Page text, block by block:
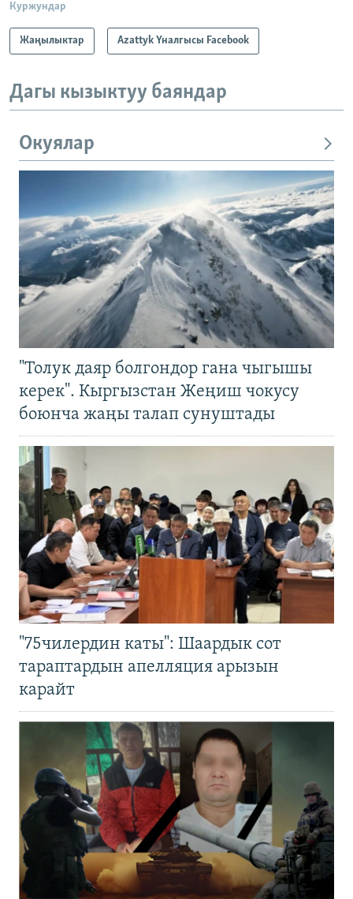
Куржундар
Жаңылыктар Azattyk Үналгысы Facebook
Дагы кызыктуу баяндар
Окуялар
"Толук даяр болгондор гана чыгышы
керек". Кыргызстан Жеңиш чокусу
боюнча жаңы талап сунуштады
"75чилердин каты": Шаардык сот
тараптардын апелляция арызын
карайт